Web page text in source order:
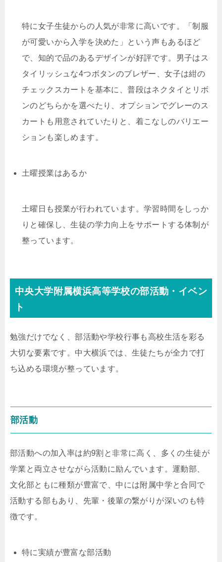
特に女子生徒からの人気が非常に高いです。「制服
が可愛いから入学を決めた」という声もあるほど
で、知的で品のあるデザインが好評です。男子はス
タイリッシュな4つボタンのブレザー、女子は紺の
チェックスカートを基本に、普段はネクタイとリボ
ンのどちらかを選べたり、オプションでグレーのス
カートも用意されていたりと、着こなしのバリエー
ションも楽しめます。
土曜授業はあるか
土曜日も授業が行われています。学習時間をしっか
りと確保し、生徒の学力向上をサポートする体制が
整っています。
中央大学附属横浜高等学校の部活動・イベン
ト
勉強だけでなく、部活動や学校行事も高校生活を彩る
大切な要素です。中大横浜では、生徒たちが全力で打
ち込める環境が整っています。
部活動
部活動への加入率は約9割と非常に高く、多くの生徒が
学業と両立させながら活動に励んでいます。運動部、
文化部ともに種類が豊富で、中には附属中学と合同で
活動する部もあり、先輩・後輩の繋がりが深いのも特
徴です。
特に実績が豊富な部活動